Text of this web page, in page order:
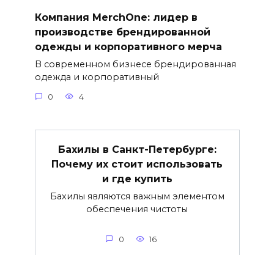
Компания MerchOne: лидер в
производстве брендированной
одежды и корпоративного мерча
В современном бизнесе брендированная
одежда и корпоративный
0 4
Бахилы в Санкт-Петербурге:
Почему их стоит использовать
и где купить
Бахилы являются важным элементом
обеспечения чистоты
0 16